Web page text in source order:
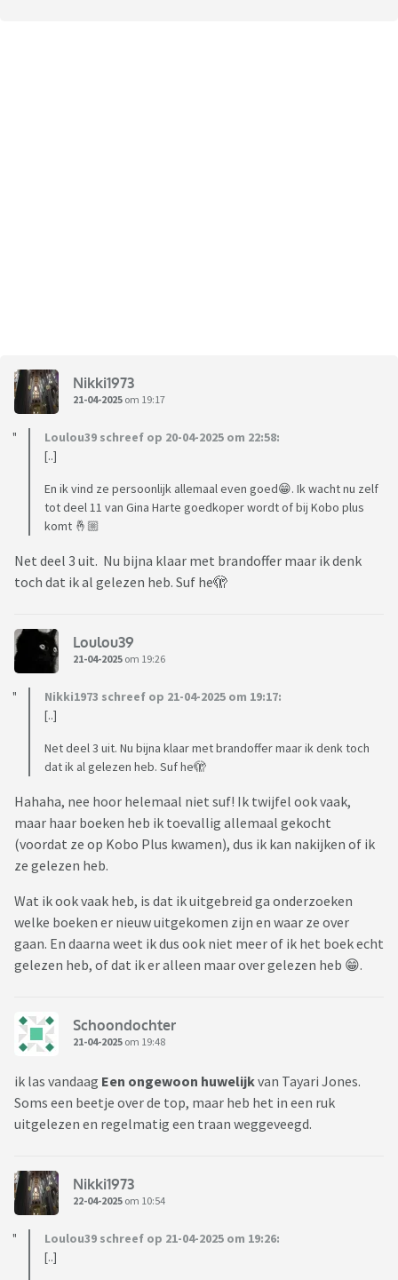
Nikki1973
21-04-2025 om 19:17
Loulou39 schreef op 20-04-2025 om 22:58:
[..]
En ik vind ze persoonlijk allemaal even goed😁. Ik wacht nu zelf
tot deel 11 van Gina Harte goedkoper wordt of bij Kobo plus
komt 🤞🏼
Net deel 3 uit. Nu bijna klaar met brandoffer maar ik denk
toch dat ik al gelezen heb. Suf he🫣
Loulou39
21-04-2025 om 19:26
Nikki1973 schreef op 21-04-2025 om 19:17:
[..]
Net deel 3 uit. Nu bijna klaar met brandoffer maar ik denk toch
dat ik al gelezen heb. Suf he🫣
Hahaha, nee hoor helemaal niet suf! Ik twijfel ook vaak,
maar haar boeken heb ik toevallig allemaal gekocht
(voordat ze op Kobo Plus kwamen), dus ik kan nakijken of ik
ze gelezen heb.
Wat ik ook vaak heb, is dat ik uitgebreid ga onderzoeken
welke boeken er nieuw uitgekomen zijn en waar ze over
gaan. En daarna weet ik dus ook niet meer of ik het boek echt
gelezen heb, of dat ik er alleen maar over gelezen heb 😁.
Schoondochter
21-04-2025 om 19:48
ik las vandaag Een ongewoon huwelijkvan Tayari Jones.
Soms een beetje over de top, maar heb het in een ruk
uitgelezen en regelmatig een traan weggeveegd.
Nikki1973
22-04-2025 om 10:54
Loulou39 schreef op 21-04-2025 om 19:26:
[..]